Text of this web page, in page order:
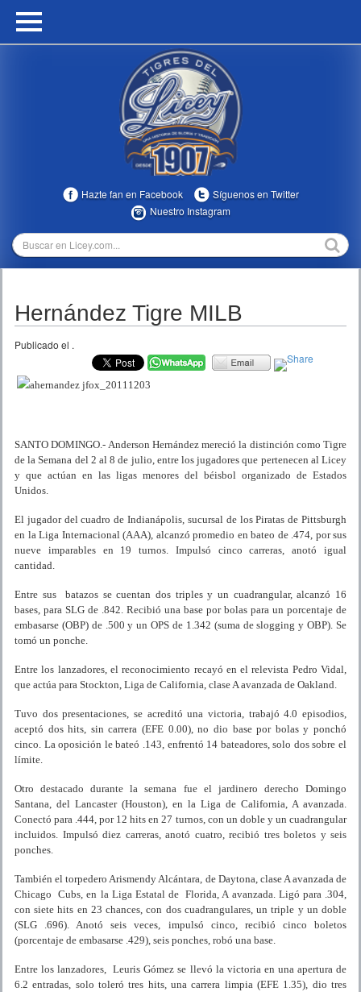
HOME
MULTIMEDIA
TEMPORADAS
Hazte fan en Facebook
Síguenos en Twitter
Nuestro Instagram
Hernández Tigre MILB
Publicado el .
SANTO DOMINGO.- Anderson Hernández mereció la distinción como Tigre
de la Semana del 2 al 8 de julio, entre los jugadores que pertenecen al Licey
y que actúan en las ligas menores del béisbol organizado de Estados
Unidos.
El jugador del cuadro de Indianápolis, sucursal de los Piratas de Pittsburgh
en la Liga Internacional (AAA), alcanzó promedio en bateo de .474, por sus
nueve imparables en 19 turnos. Impulsó cinco carreras, anotó igual
cantidad.
Entre sus batazos se cuentan dos triples y un cuadrangular, alcanzó 16
bases, para SLG de .842. Recibió una base por bolas para un porcentaje de
embasarse (OBP) de .500 y un OPS de 1.342 (suma de slogging y OBP). Se
tomó un ponche.
Entre los lanzadores, el reconocimiento recayó en el relevista Pedro Vidal,
que actúa para Stockton, Liga de California, clase A avanzada de Oakland.
Tuvo dos presentaciones, se acreditó una victoria, trabajó 4.0 episodios,
aceptó dos hits, sin carrera (EFE 0.00), no dio base por bolas y ponchó
cinco. La oposición le bateó .143, enfrentó 14 bateadores, solo dos sobre el
límite.
Otro destacado durante la semana fue el jardinero derecho Domingo
Santana, del Lancaster (Houston), en la Liga de California, A avanzada.
Conectó para .444, por 12 hits en 27 turnos, con un doble y un cuadrangular
incluidos. Impulsó diez carreras, anotó cuatro, recibió tres boletos y seis
ponches.
También el torpedero Arismendy Alcántara, de Daytona, clase A avanzada de
Chicago Cubs, en la Liga Estatal de Florida, A avanzada. Ligó para .304,
con siete hits en 23 chances, con dos cuadrangulares, un triple y un doble
(SLG .696). Anotó seis veces, impulsó cinco, recibió cinco boletos
(porcentaje de embasarse .429), seis ponches, robó una base.
Entre los lanzadores, Leuris Gómez se llevó la victoria en una apertura de
6.2 entradas, solo toleró tres hits, una carrera limpia (EFE 1.35), dio tres